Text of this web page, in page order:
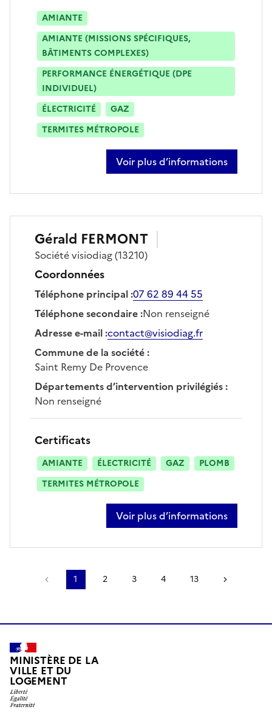
AMIANTE
AMIANTE (MISSIONS SPÉCIFIQUES,
BÂTIMENTS COMPLEXES)
PERFORMANCE ÉNERGÉTIQUE (DPE
INDIVIDUEL)
ÉLECTRICITÉ
GAZ
TERMITES MÉTROPOLE
Voir plus d’informations
sur stéphane moutte
Gérald FERMONT
Sociétévisiodiag(13210)
Coordonnées
Téléphone principal:07 62 89 44 55
Téléphone secondaire:Non renseigné
Adresse e-mail:contact@visiodiag.fr
Commune de la société:
Saint Remy De Provence
Départements d’intervention privilégiés:
Non renseigné
Certificats
AMIANTE ÉLECTRICITÉ GAZ
PLOMB
TERMITES MÉTROPOLE
Voir plus d’informations
sur gérald fermont
Page précédente
1 2 3 4 13
MINISTÈRE DE LA
VILLE ET DU
LOGEMENT